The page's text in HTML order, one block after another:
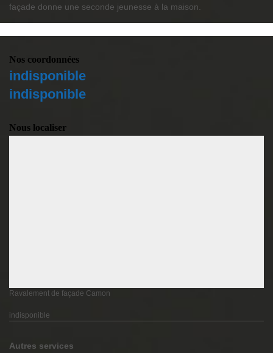
façade donne une seconde jeunesse à la maison.
Nos coordonnées
indisponible
indisponible
Nous localiser
Ravalement de façade Camon
indisponible
Autres services